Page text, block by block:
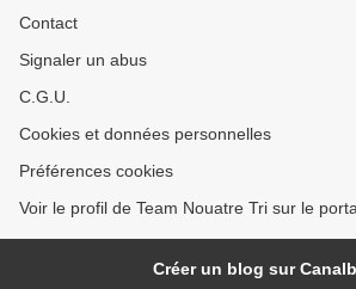
Contact
Signaler un abus
C.G.U.
Cookies et données personnelles
Préférences cookies
Voir le profil de Team Nouatre Tri sur le
Créer un blog sur